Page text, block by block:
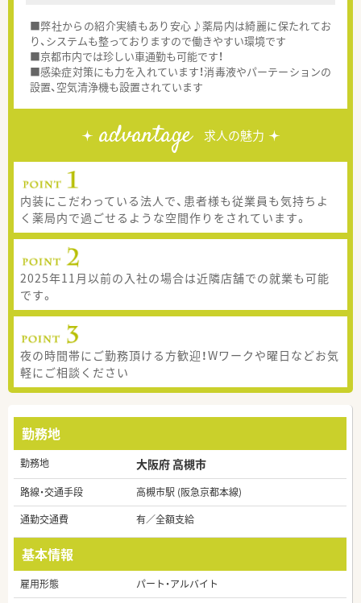
■弊社からの紹介実績もあり安心♪薬局内は綺麗に保たれてお
り、システムも整っておりますので働きやすい環境です
■京都市内では珍しい車通勤も可能です！
■感染症対策にも力を入れています！消毒液やパーテーションの
設置、空気清浄機も設置されています
advantage 求人の魅力
内装にこだわっている法人で、患者様も従業員も気持ちよ
く薬局内で過ごせるような空間作りをされています。
2025年11月以前の入社の場合は近隣店舗での就業も可能
です。
夜の時間帯にご勤務頂ける方歓迎！Wワークや曜日などお気
軽にご相談ください
勤務地
勤務地 大阪府 高槻市
路線・交通手段
高槻市駅 (阪急京都本線)
通勤交通費
有／全額支給
基本情報
雇用形態
パート・アルバイト